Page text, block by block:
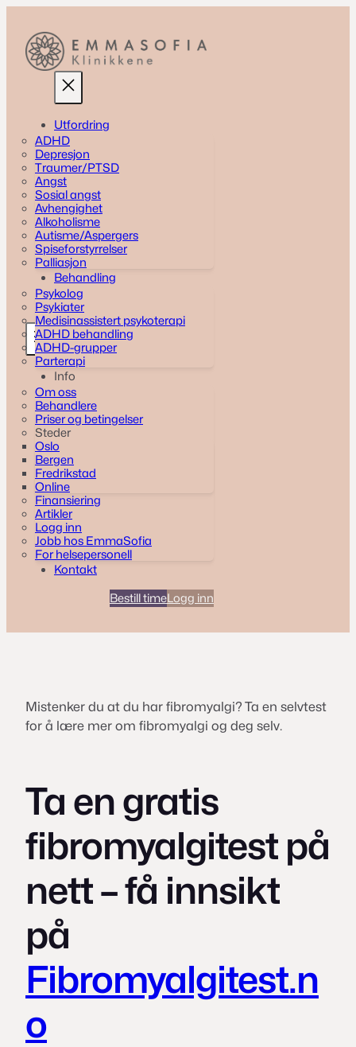
content
Utfordring
ADHD
Depresjon
Traumer/PTSD
Angst
Sosial angst
Avhengighet
Alkoholisme
Autisme/Aspergers
Spiseforstyrrelser
Palliasjon
Behandling
Psykolog
Psykiater
Medisinassistert psykoterapi
ADHD behandling
ADHD-grupper
Parterapi
Info
Om oss
Behandlere
Priser og betingelser
Steder
Oslo
Bergen
Fredrikstad
Online
Finansiering
Artikler
Logg inn
Jobb hos EmmaSofia
For helsepersonell
Kontakt
Bestill timeLogg inn
Mistenker du at du har fibromyalgi? Ta en selvtest
for å lære mer om fibromyalgi og deg selv.
Ta en gratis
fibromyalgitest på
nett – få innsikt
på
Fibromyalgitest.n
o